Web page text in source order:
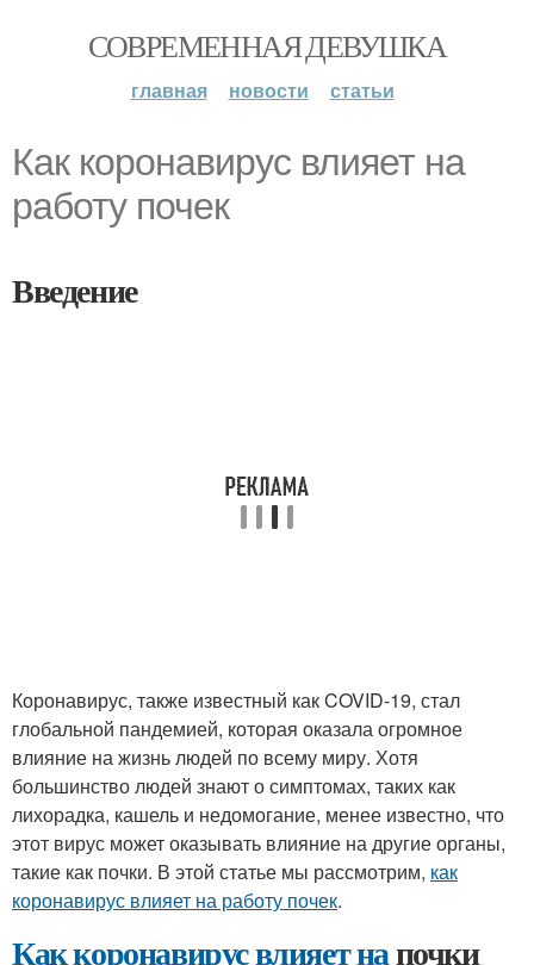
СОВРЕМЕННАЯ ДЕВУШКА
главная новости статьи
Как коронавирус влияет на
работу почек
Введение
Коронавирус, также известный как COVID-19, стал
глобальной пандемией, которая оказала огромное
влияние на жизнь людей по всему миру. Хотя
большинство людей знают о симптомах, таких как
лихорадка, кашель и недомогание, менее известно, что
этот вирус может оказывать влияние на другие органы,
такие как почки. В этой статье мы рассмотрим, как
коронавирус влияет на работу почек.
Как коронавирус влияет напочки